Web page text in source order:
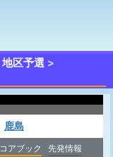
区予選
鹿島
アブック 先発情報